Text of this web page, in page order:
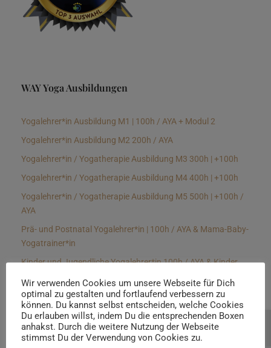
WAY Yoga Ausbildungen
Yogalehrer*in Ausbildung M1 | 100h / AYA + Modul 2
Yogalehrer*in Ausbildung M2 200h / AYA
Yogalehrer*in / Yogatherapie Ausbildung M3 300h | +100h
Yogalehrer*in / Yogatherapie Ausbildung M4 400h | +100h
Yogalehrer*in / Yogatherapie Ausbildung M5 500h | +100h /
AYA
Prä- und Postnatal Yogalehrer*in | 100h / AYA & Mama-Baby-
Yogatrainer*in
Kinder und Jugendliche Yogalehrer*in 100h / AYA & Kinder
Yin Yogalehrer*in | 100 h & Faszientrainer*in
Hormon Yogalehrer*in / Yogatherapeut*in &
Stressmanagementtrainer*in | 70h
Wir verwenden Cookies um unsere Webseite für Dich
optimal zu gestalten und fortlaufend verbessern zu
können. Du kannst selbst entscheiden, welche Cookies
Du erlauben willst, indem Du die entsprechenden Boxen
anhakst. Durch die weitere Nutzung der Webseite
stimmst Du der Verwendung von Cookies zu.
Beratung buchen